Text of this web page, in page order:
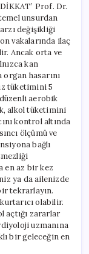
Prof. Dr.
unsurdan
değişikliği
vakalarında ilaç
Ancak orta ve
kan
organ hasarını
tüketimini 5
aerobik
alkol tüketimini
kontrol altında
ölçümü ve
bağlı
en az bir kez
ya da ailenizde
tekrarlayın.
olabilir.
açtığı zararlar
uzmanına
bir geleceğin en